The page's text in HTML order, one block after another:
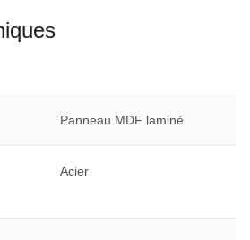
Panneau MDF laminé
Acier